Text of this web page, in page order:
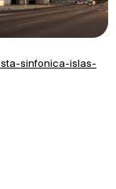
sinfonica-islas-